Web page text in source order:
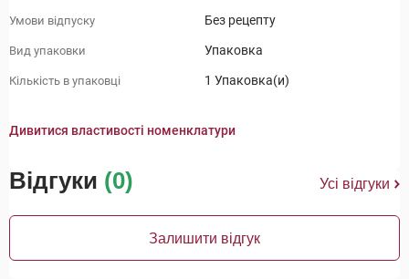
Умови відпуску Без рецепту
Вид упаковки Упаковка
Кількість в упаковці 1 Упаковка(и)
Дивитися властивості номенклатури
Відгуки (0) Усі відгуки
Залишити відгук